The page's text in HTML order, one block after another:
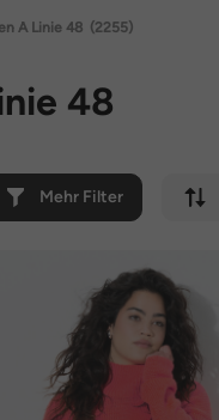
A Linie 48 (2255)
48
Mehr Filter